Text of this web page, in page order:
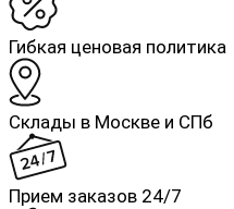
Гибкая ценовая политика
Склады в Москве и СПб
Прием заказов 24/7